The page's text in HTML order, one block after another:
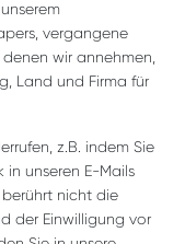
vergangene
wir annehmen,
Land und Firma für
z.B. indem Sie
unseren E-Mails
berührt nicht die
der Einwilligung vor